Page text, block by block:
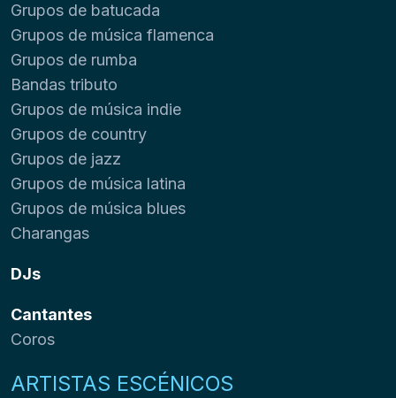
Grupos de batucada
Grupos de música flamenca
Grupos de rumba
Bandas tributo
Grupos de música indie
Grupos de country
Grupos de jazz
Grupos de música latina
Grupos de música blues
Charangas
DJs
Cantantes
Coros
ARTISTAS ESCÉNICOS